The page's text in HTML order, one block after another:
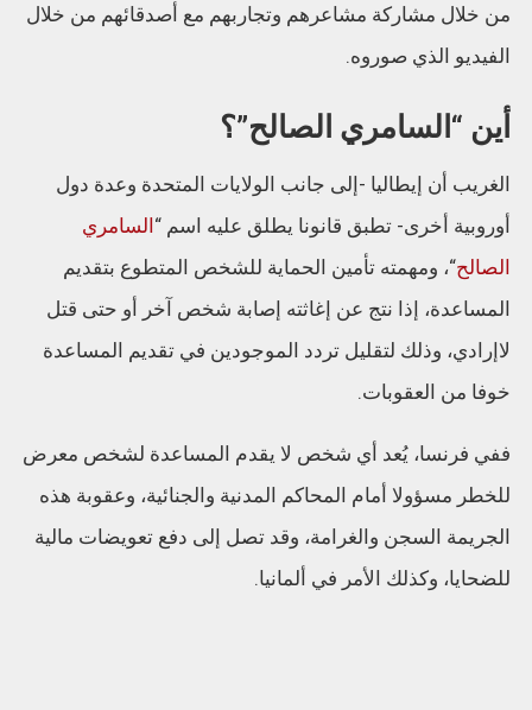
من خلال مشاركة مشاعرهم وتجاربهم مع أصدقائهم من خلال
الفيديو الذي صوروه.
أين “السامري الصالح”؟
الغريب أن إيطاليا -إلى جانب الولايات المتحدة وعدة دول
أوروبية أخرى- تطبق قانونا يطلق عليه اسم “السامري
الصالح“، ومهمته تأمين الحماية للشخص المتطوع بتقديم
المساعدة، إذا نتج عن إغاثته إصابة شخص آخر أو حتى قتل
لاإرادي، وذلك لتقليل تردد الموجودين في تقديم المساعدة
خوفا من العقوبات.
ففي فرنسا، يُعد أي شخص لا يقدم المساعدة لشخص معرض
للخطر مسؤولا أمام المحاكم المدنية والجنائية، وعقوبة هذه
الجريمة السجن والغرامة، وقد تصل إلى دفع تعويضات مالية
للضحايا، وكذلك الأمر في ألمانيا.